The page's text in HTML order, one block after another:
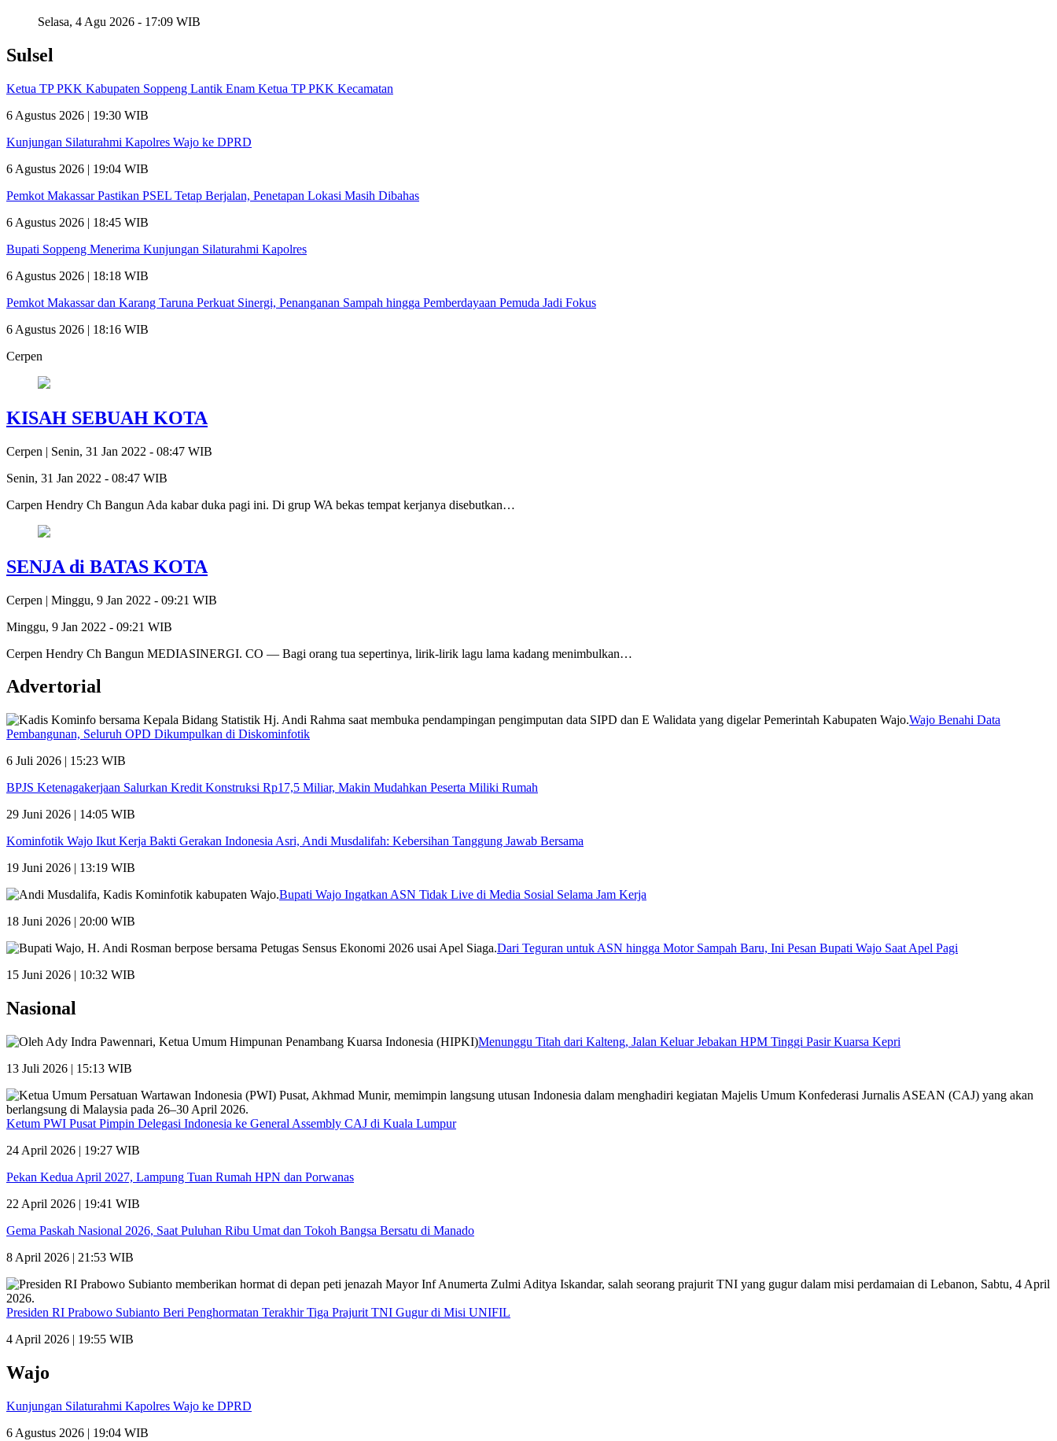
Selasa, 4 Agu 2026 - 17:09 WIB
Sulsel
Ketua TP PKK Kabupaten Soppeng Lantik Enam Ketua TP PKK Kecamatan
6 Agustus 2026 | 19:30 WIB
Kunjungan Silaturahmi Kapolres Wajo ke DPRD
6 Agustus 2026 | 19:04 WIB
Pemkot Makassar Pastikan PSEL Tetap Berjalan, Penetapan Lokasi Masih Dibahas
6 Agustus 2026 | 18:45 WIB
Bupati Soppeng Menerima Kunjungan Silaturahmi Kapolres
6 Agustus 2026 | 18:18 WIB
Pemkot Makassar dan Karang Taruna Perkuat Sinergi, Penanganan Sampah hingga Pemberdayaan Pemuda Jadi Fokus
6 Agustus 2026 | 18:16 WIB
Cerpen
KISAH SEBUAH KOTA
Cerpen | Senin, 31 Jan 2022 - 08:47 WIB
Senin, 31 Jan 2022 - 08:47 WIB
Carpen Hendry Ch Bangun Ada kabar duka pagi ini. Di grup WA bekas tempat kerjanya disebutkan…
SENJA di BATAS KOTA
Cerpen | Minggu, 9 Jan 2022 - 09:21 WIB
Minggu, 9 Jan 2022 - 09:21 WIB
Cerpen Hendry Ch Bangun MEDIASINERGI. CO — Bagi orang tua sepertinya, lirik-lirik lagu lama kadang menimbulkan…
Advertorial
Wajo Benahi Data
Pembangunan, Seluruh OPD Dikumpulkan di Diskominfotik
6 Juli 2026 | 15:23 WIB
BPJS Ketenagakerjaan Salurkan Kredit Konstruksi Rp17,5 Miliar, Makin Mudahkan Peserta Miliki Rumah
29 Juni 2026 | 14:05 WIB
Kominfotik Wajo Ikut Kerja Bakti Gerakan Indonesia Asri, Andi Musdalifah: Kebersihan Tanggung Jawab Bersama
19 Juni 2026 | 13:19 WIB
Bupati Wajo Ingatkan ASN Tidak Live di Media Sosial Selama Jam Kerja
18 Juni 2026 | 20:00 WIB
Dari Teguran untuk ASN hingga Motor Sampah Baru, Ini Pesan Bupati Wajo Saat Apel Pagi
15 Juni 2026 | 10:32 WIB
Nasional
Menunggu Titah dari Kalteng, Jalan Keluar Jebakan HPM Tinggi Pasir Kuarsa Kepri
13 Juli 2026 | 15:13 WIB
Ketum PWI Pusat Pimpin Delegasi Indonesia ke General Assembly CAJ di Kuala Lumpur
24 April 2026 | 19:27 WIB
Pekan Kedua April 2027, Lampung Tuan Rumah HPN dan Porwanas
22 April 2026 | 19:41 WIB
Gema Paskah Nasional 2026, Saat Puluhan Ribu Umat dan Tokoh Bangsa Bersatu di Manado
8 April 2026 | 21:53 WIB
Presiden RI Prabowo Subianto Beri Penghormatan Terakhir Tiga Prajurit TNI Gugur di Misi UNIFIL
4 April 2026 | 19:55 WIB
Wajo
Kunjungan Silaturahmi Kapolres Wajo ke DPRD
6 Agustus 2026 | 19:04 WIB